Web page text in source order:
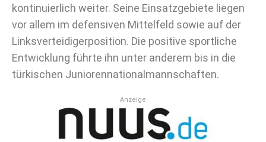
kontinuierlich weiter. Seine Einsatzgebiete liegen
vor allem im defensiven Mittelfeld sowie auf der
Linksverteidigerposition. Die positive sportliche
Entwicklung führte ihn unter anderem bis in die
türkischen Juniorennationalmannschaften.
Anzeige